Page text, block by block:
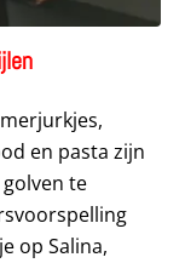
en pasta zijn
te
op Salina,